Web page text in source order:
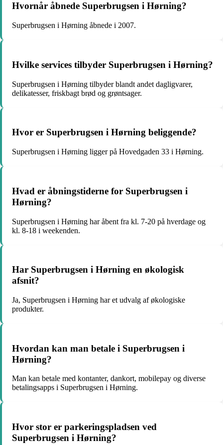
Hvornår åbnede Superbrugsen i Hørning?
Superbrugsen i Hørning åbnede i 2007.
Hvilke services tilbyder Superbrugsen i Hørning?
Superbrugsen i Hørning tilbyder blandt andet dagligvarer,
delikatesser, friskbagt brød og grøntsager.
Hvor er Superbrugsen i Hørning beliggende?
Superbrugsen i Hørning ligger på Hovedgaden 33 i Hørning.
Hvad er åbningstiderne for Superbrugsen i
Hørning?
Superbrugsen i Hørning har åbent fra kl. 7-20 på hverdage og
kl. 8-18 i weekenden.
Har Superbrugsen i Hørning en økologisk
afsnit?
Ja, Superbrugsen i Hørning har et udvalg af økologiske
produkter.
Hvordan kan man betale i Superbrugsen i
Hørning?
Man kan betale med kontanter, dankort, mobilepay og diverse
betalingsapps i Superbrugsen i Hørning.
Hvor stor er parkeringspladsen ved
Superbrugsen i Hørning?